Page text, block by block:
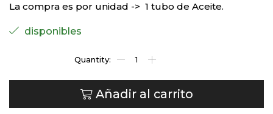
La compra es por unidad -> 1 tubo de Aceite.
disponibles
Añadir al carrito